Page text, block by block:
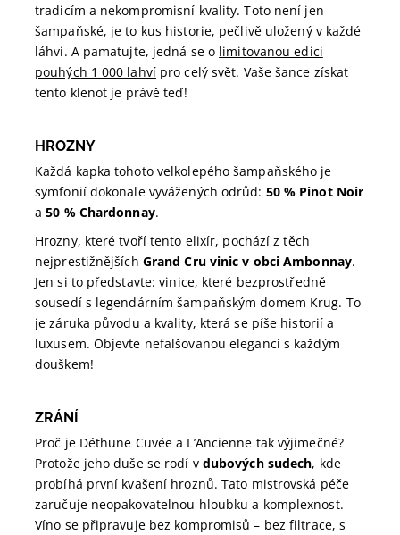
tradicím a nekompromisní kvality. Toto není jen
šampaňské, je to kus historie, pečlivě uložený v každé
láhvi. A pamatujte, jedná se o limitovanou edici
pouhých 1 000 lahvípro celý svět. Vaše šance získat
tento klenot je právě teď!
HROZNY
Každá kapka tohoto velkolepého šampaňského je
symfonií dokonale vyvážených odrůd: 50 % Pinot Noir
a50 % Chardonnay.
Hrozny, které tvoří tento elixír, pochází z těch
nejprestižnějších Grand Cru vinic v obci Ambonnay.
Jen si to představte: vinice, které bezprostředně
sousedí s legendárním šampaňským domem Krug. To
je záruka původu a kvality, která se píše historií a
luxusem. Objevte nefalšovanou eleganci s každým
douškem!
ZRÁNÍ
Proč je Déthune Cuvée a L’Ancienne tak výjimečné?
Protože jeho duše se rodí v dubových sudech, kde
probíhá první kvašení hroznů. Tato mistrovská péče
zaručuje neopakovatelnou hloubku a komplexnost.
Víno se připravuje bez kompromisů – bez filtrace, s